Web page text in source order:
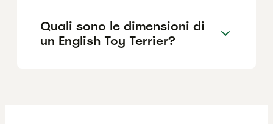
Quali sono le dimensioni di
un English Toy Terrier?